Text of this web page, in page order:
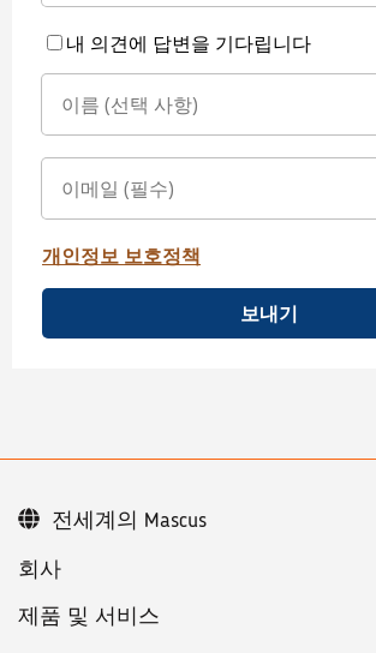
내 의견에 답변을 기다립니다
개인정보 보호정책
보내기
회사
제품 및 서비스
전세계의 Mascus